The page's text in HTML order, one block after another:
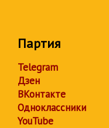
Партия
Telegram
Дзен
ВКонтакте
Одноклассники
YouTube